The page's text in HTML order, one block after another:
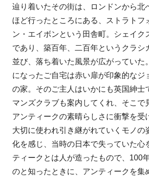
辿り着いたその街は、ロンドンから北
ほど行ったところにある、ストラトフ
ン・エイボンという田舎町。シェイク
であり、築百年、二百年というクラシ
並び、落ち着いた風景が広がっていた
になったご自宅は赤い扉が印象的なジ
の家。そのご主人はいかにも英国紳士
マンズクラブも案内してくれ、そこで
アンティークの素晴らしさに衝撃を受
大切に使われ引き継がれていくモノの
化を感じ、当時の日本で失っていた心
ティークとは人が造ったもので、100
のと知ったときに、アンティークを集